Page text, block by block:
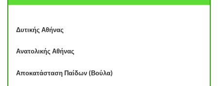
Δυτικής Αθήνας
Ανατολικής Αθήνας
Αποκατάσταση Παίδων (Βούλα)